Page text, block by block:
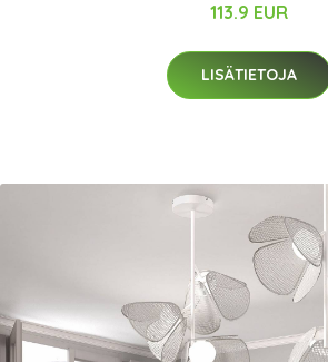
113.9 EUR
LISÄTIETOJA